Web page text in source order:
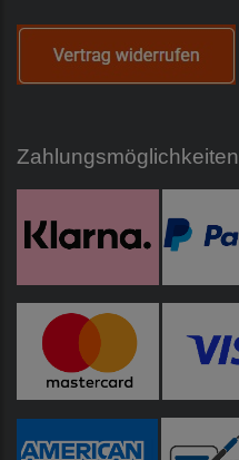
Zahlungsmöglichkeiten